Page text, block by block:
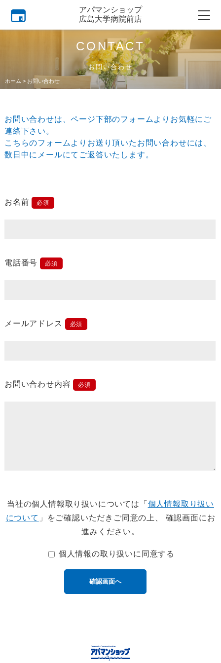
アパマンショップ
広島大学病院前店
CONTACT
お問い合わせ
ホーム > お問い合わせ
お問い合わせは、ページ下部のフォームよりお気軽にご
連絡下さい。
こちらのフォームよりお送り頂いたお問い合わせには、
数日中にメールにてご返答いたします。
お名前 必須
電話番号 必須
メールアドレス 必須
お問い合わせ内容 必須
当社の個人情報取り扱いについては「 個人情報取り扱い
について 」をご確認いただきご同意の上、 確認画面にお
進みください。
個人情報の取り扱いに同意する